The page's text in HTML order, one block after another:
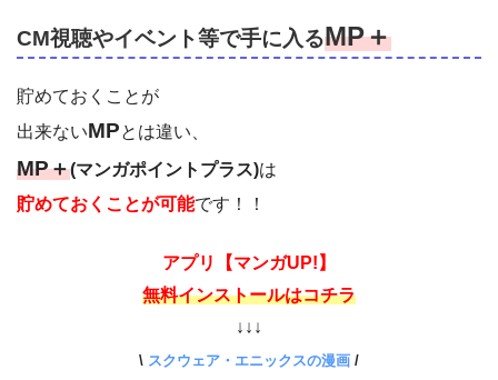
CM視聴やイベント等で手に入るMP＋
貯めておくことが
出来ないMPとは違い、
MP＋(マンガポイントプラス)は
貯めておくことが可能です！！
アプリ【マンガUP!】
無料インストールはコチラ
↓↓↓
\ スクウェア・エニックスの漫画 /